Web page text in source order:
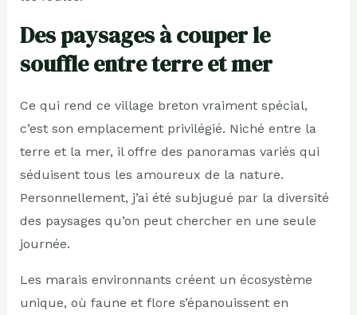
Des paysages à couper le
souffle entre terre et mer
Ce qui rend ce village breton vraiment spécial,
c’est son emplacement privilégié. Niché entre la
terre et la mer, il offre des panoramas variés qui
séduisent tous les amoureux de la nature.
Personnellement, j’ai été subjugué par la diversité
des paysages qu’on peut chercher en une seule
journée.
Les marais environnants créent un écosystème
unique, où faune et flore s’épanouissent en